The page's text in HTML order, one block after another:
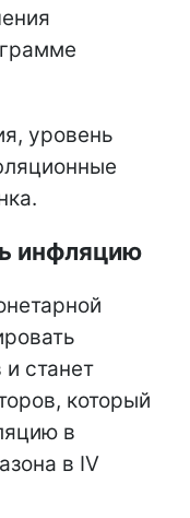
уровень
инфляцию
и станет
который
в
в IV